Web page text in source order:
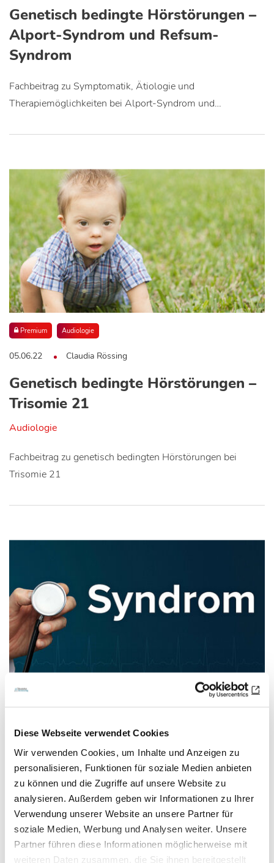
Diese Webseite verwendet Cookies
Wir verwenden Cookies, um Inhalte und Anzeigen zu
personalisieren, Funktionen für soziale Medien anbieten
zu können und die Zugriffe auf unsere Website zu
analysieren. Außerdem geben wir Informationen zu Ihrer
Verwendung unserer Website an unsere Partner für
soziale Medien, Werbung und Analysen weiter. Unsere
Partner führen diese Informationen möglicherweise mit
weiteren Daten zusammen, die Sie ihnen bereitgestellt
Genetisch bedingte Hörstörungen –
Alport-Syndrom und Refsum-
Syndrom
Fachbeitrag zu Symptomatik, Ätiologie und
Therapiemöglichkeiten bei Alport-Syndrom und…
Premium Audiologie
05.06.22 Claudia Rössing
Genetisch bedingte Hörstörungen –
Trisomie 21
Audiologie
Fachbeitrag zu genetisch bedingten Hörstörungen bei
Trisomie 21
05.04.22 Claudia Rössing
Genetisch bedingte Hörstörungen -
CHARGE-Syndrom und Nager-
Syndrom
Audiologie
In diesem Artikel werden Symptomatik und genetische